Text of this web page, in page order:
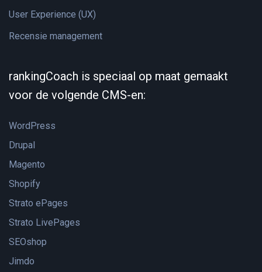
User Experience (UX)
Recensie management
rankingCoach is speciaal op maat gemaakt
voor de volgende CMS-en:
WordPress
Drupal
Magento
Shopify
Strato ePages
Strato LivePages
SEOshop
Jimdo